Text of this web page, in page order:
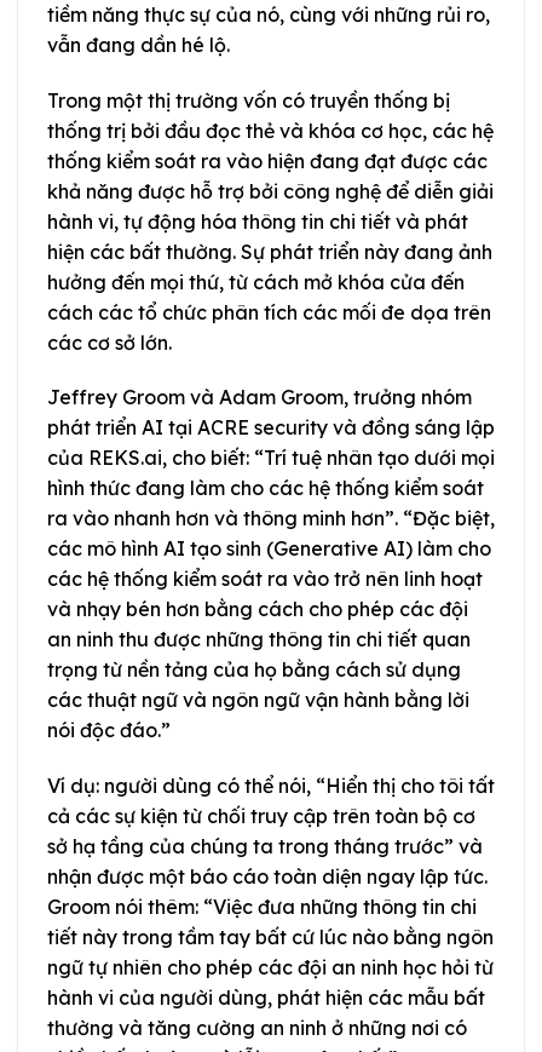
tiềm năng thực sự của nó, cùng với những rủi ro,
vẫn đang dần hé lộ.
Trong một thị trường vốn có truyền thống bị
thống trị bởi đầu đọc thẻ và khóa cơ học, các hệ
thống kiểm soát ra vào hiện đang đạt được các
khả năng được hỗ trợ bởi công nghệ để diễn giải
hành vi, tự động hóa thông tin chi tiết và phát
hiện các bất thường. Sự phát triển này đang ảnh
hưởng đến mọi thứ, từ cách mở khóa cửa đến
cách các tổ chức phân tích các mối đe dọa trên
các cơ sở lớn.
Jeffrey Groom và Adam Groom, trưởng nhóm
phát triển AI tại ACRE security và đồng sáng lập
của REKS.ai, cho biết: “Trí tuệ nhân tạo dưới mọi
hình thức đang làm cho các hệ thống kiểm soát
ra vào nhanh hơn và thông minh hơn”. “Đặc biệt,
các mô hình AI tạo sinh (Generative AI) làm cho
các hệ thống kiểm soát ra vào trở nên linh hoạt
và nhạy bén hơn bằng cách cho phép các đội
an ninh thu được những thông tin chi tiết quan
trọng từ nền tảng của họ bằng cách sử dụng
các thuật ngữ và ngôn ngữ vận hành bằng lời
nói độc đáo.”
Ví dụ: người dùng có thể nói, “Hiển thị cho tôi tất
cả các sự kiện từ chối truy cập trên toàn bộ cơ
sở hạ tầng của chúng ta trong tháng trước” và
nhận được một báo cáo toàn diện ngay lập tức.
Groom nói thêm: “Việc đưa những thông tin chi
tiết này trong tầm tay bất cứ lúc nào bằng ngôn
ngữ tự nhiên cho phép các đội an ninh học hỏi từ
hành vi của người dùng, phát hiện các mẫu bất
thường và tăng cường an ninh ở những nơi có